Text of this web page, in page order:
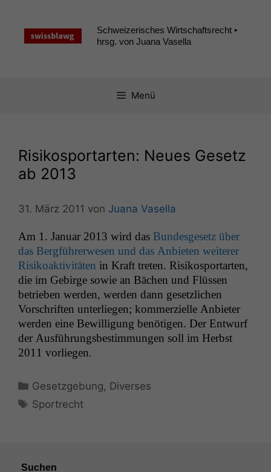
springen
Schweizerisches Wirtschaftsrecht •
hrsg. von Juana Vasella
Menü
Risikosportarten: Neues Gesetz
ab 2013
31. März 2011 von Juana Vasella
Am 1. Jan­u­ar 2013 wird das Bun­des­ge­setz über
das Bergführerwe­sen und das Anbi­eten weit­er­er
Risikoak­tiv­itäten in Kraft treten. Risikosportarten,
die im Gebirge sowie an Bächen und Flüssen
betrieben wer­den, wer­den dann geset­zlichen
Vorschriften unter­liegen; kom­merzielle Anbi­eter
wer­den eine Bewil­li­gung benöti­gen. Der Entwurf
der Aus­führungs­bes­tim­mungen soll im Herb­st
2011 vorliegen.
Kategorien
Gesetzgebung, Diverses
Schlagwörter
Sportrecht
Suchen